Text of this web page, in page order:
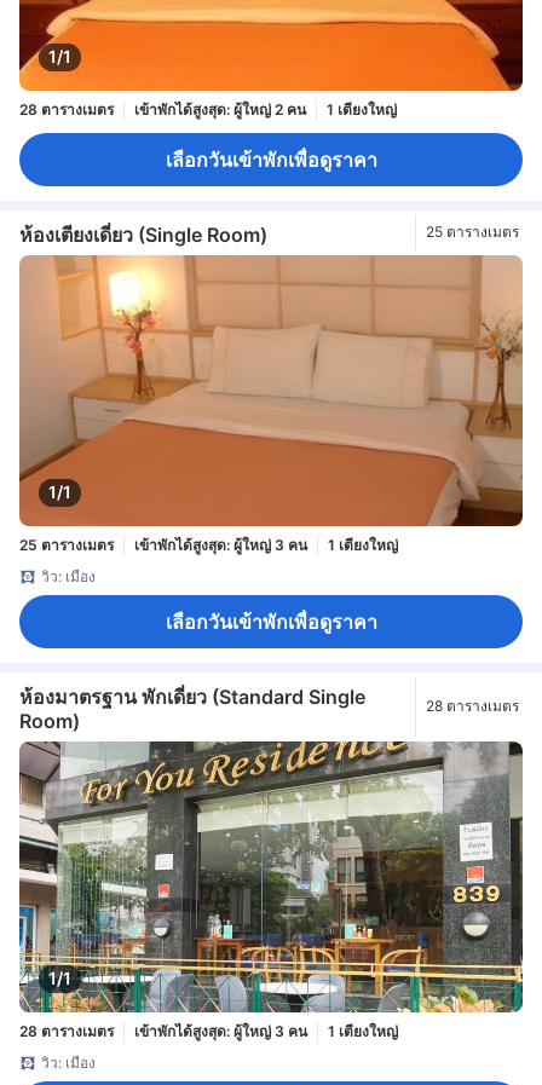
1/1
28 ตารางเมตร เข้าพักได้สูงสุด: ผู้ใหญ่ 2 คน 1 เตียงใหญ่
เลือกวันเข้าพักเพื่อดูราคา
ห้องเตียงเดี่ยว (Single Room) 25 ตารางเมตร
1/1
25 ตารางเมตร เข้าพักได้สูงสุด: ผู้ใหญ่ 3 คน
1 เตียงใหญ่
วิว: เมือง
เลือกวันเข้าพักเพื่อดูราคา
ห้องมาตรฐาน พักเดี่ยว (Standard Single
Room)
28 ตารางเมตร
1/1
28 ตารางเมตร เข้าพักได้สูงสุด: ผู้ใหญ่ 3 คน
1 เตียงใหญ่
วิว: เมือง